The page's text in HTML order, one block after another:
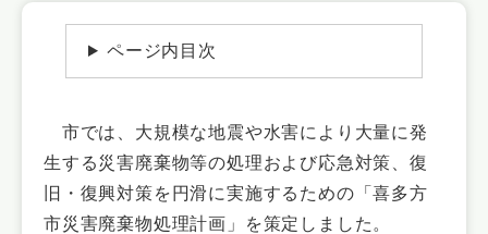
ページ内目次
市では、大規模な地震や水害により大量に発
生する災害廃棄物等の処理および応急対策、復
旧・復興対策を円滑に実施するための「喜多方
市災害廃棄物処理計画」を策定しました。